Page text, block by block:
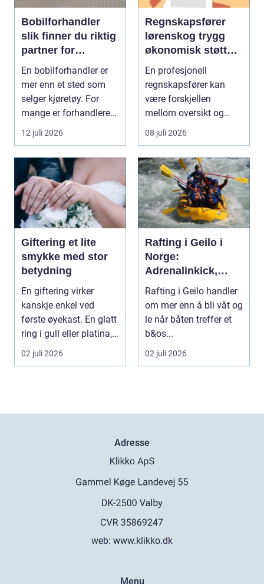
Bobilforhandler
slik finner du riktig
partner for
feriedrømmen
En bobilforhandler er
mer enn et sted som
selger kjøretøy. For
mange er forhandleren
en langsiktig s...
12 juli 2026
Regnskapsfører
lørenskog trygg
økonomisk støtte i
hverdagen
En profesjonell
regnskapsfører kan
være forskjellen
mellom oversikt og
kaos i bedriftens
økonomi. Fo...
08 juli 2026
Giftering et lite
smykke med stor
betydning
En giftering virker
kanskje enkel ved
første øyekast. En glatt
ring i gull eller platina,
som sjelde...
02 juli 2026
Rafting i Geilo i
Norge:
Adrenalinkick,
naturopplevelser
og fellesskap
Rafting i Geilo handler
om mer enn å bli våt og
le når båten treffer et
b&os...
02 juli 2026
Adresse
web: www.klikko.dk
Menu